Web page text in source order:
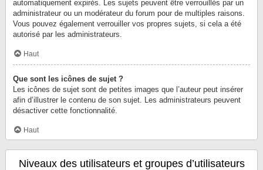
automatiquement expirés. Les sujets peuvent être verrouillés par un
administrateur ou un modérateur du forum pour de multiples raisons.
Vous pouvez également verrouiller vos propres sujets, si cela a été
autorisé par les administrateurs.
Haut
Que sont les icônes de sujet ?
Les icônes de sujet sont de petites images que l’auteur peut insérer
afin d’illustrer le contenu de son sujet. Les administrateurs peuvent
désactiver cette fonctionnalité.
Haut
Niveaux des utilisateurs et groupes d’utilisateurs